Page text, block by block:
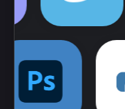
FinalCutPro
Swift